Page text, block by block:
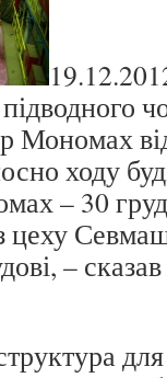
ходу
– 30
–